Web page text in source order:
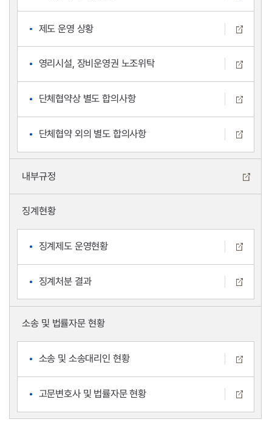
제도 운영 상황
영리시설, 장비운영권 노조위탁
단체협약상 별도 합의사항
단체협약 외의 별도 합의사항
내부규정
징계현황
징계제도 운영현황
징계처분 결과
소송 및 법률자문 현황
소송 및 소송대리인 현황
고문변호사 및 법률자문 현황